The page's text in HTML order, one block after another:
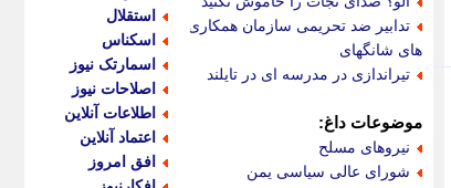
تدابیر ضد تحریمی سازمان همکاری
های شانگهای
تیراندازی در مدرسه ای در تایلند
موضوعات داغ:
نیروهای مسلح
شورای عالی سیاسی یمن
استقلال
اسکناس
اسمارتک نیوز
اصلاحات نیوز
اطلاعات آنلاین
اعتماد آنلاین
افق امروز